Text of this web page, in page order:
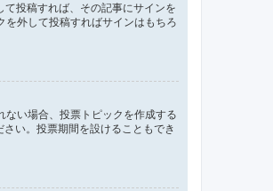
て投稿すれば、その記事にサインを
を外して投稿すればサインはもちろ
ない場合、投票トピックを作成する
い。投票期間を設けることもでき